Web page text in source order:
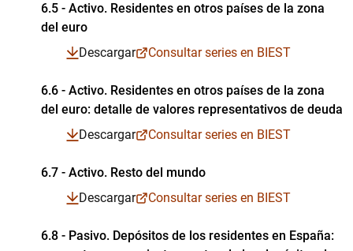
6.5 - Activo. Residentes en otros países de la zona
del euro
Descargar
Cuadro en formato PDF
Consultar series en BIEST
6.6 - Activo. Residentes en otros países de la zona
del euro: detalle de valores representativos de deuda
Descargar
Cuadro en formato PDF
Series temporales en formato Excel
Series temporales en formato CSV
Consultar series en BIEST
6.7 - Activo. Resto del mundo
Descargar
Consultar series en BIEST
6.8 - Pasivo. Depósitos de los residentes en España: